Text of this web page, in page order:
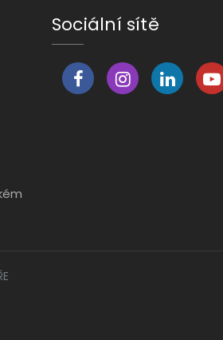
Sociální sítě